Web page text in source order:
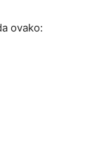
ovako: